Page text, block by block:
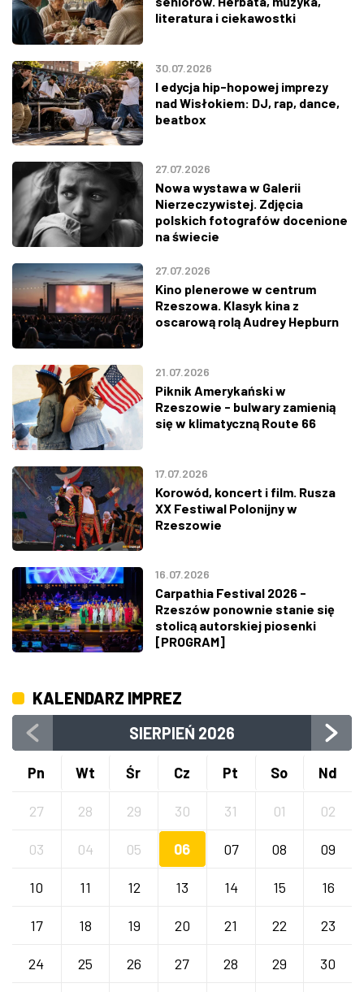
literatura i ciekawostki
30.07.2026
I edycja hip-hopowej imprezy
nad Wisłokiem: DJ, rap, dance,
beatbox
27.07.2026
Nowa wystawa w Galerii
Nierzeczywistej. Zdjęcia
polskich fotografów docenione
na świecie
27.07.2026
Kino plenerowe w centrum
Rzeszowa. Klasyk kina z
oscarową rolą Audrey Hepburn
21.07.2026
Piknik Amerykański w
Rzeszowie - bulwary zamienią
się w klimatyczną Route 66
17.07.2026
Korowód, koncert i film. Rusza
XX Festiwal Polonijny w
Rzeszowie
16.07.2026
Carpathia Festival 2026 -
Rzeszów ponownie stanie się
stolicą autorskiej piosenki
[PROGRAM]
KALENDARZ IMPREZ
SIERPIEŃ 2026
Pn Wt Śr Cz Pt So Nd
27 28 29 30 31 01 02
03 04 05 06 07 08 09
10 11 12 13 14 15 16
17 18 19 20 21 22 23
24 25 26 27 28 29 30